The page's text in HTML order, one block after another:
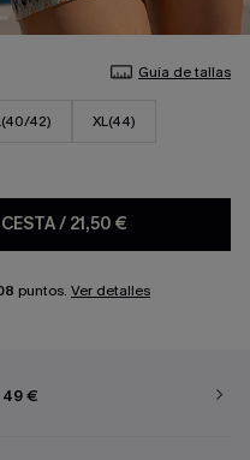
Guía de tallas
42) XL(44)
/ 21,50 €
puntos. Ver detalles
49 €